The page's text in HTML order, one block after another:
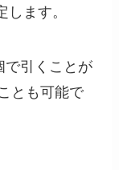
ます。
で引くことが
とも可能で